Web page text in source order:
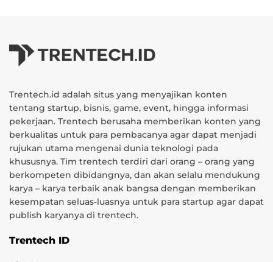
Trentech.id adalah situs yang menyajikan konten
tentang startup, bisnis, game, event, hingga informasi
pekerjaan. Trentech berusaha memberikan konten yang
berkualitas untuk para pembacanya agar dapat menjadi
rujukan utama mengenai dunia teknologi pada
khususnya. Tim trentech terdiri dari orang – orang yang
berkompeten dibidangnya, dan akan selalu mendukung
karya – karya terbaik anak bangsa dengan memberikan
kesempatan seluas-luasnya untuk para startup agar dapat
publish karyanya di trentech.
Trentech ID